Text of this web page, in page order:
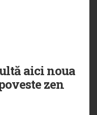
aici noua
zen